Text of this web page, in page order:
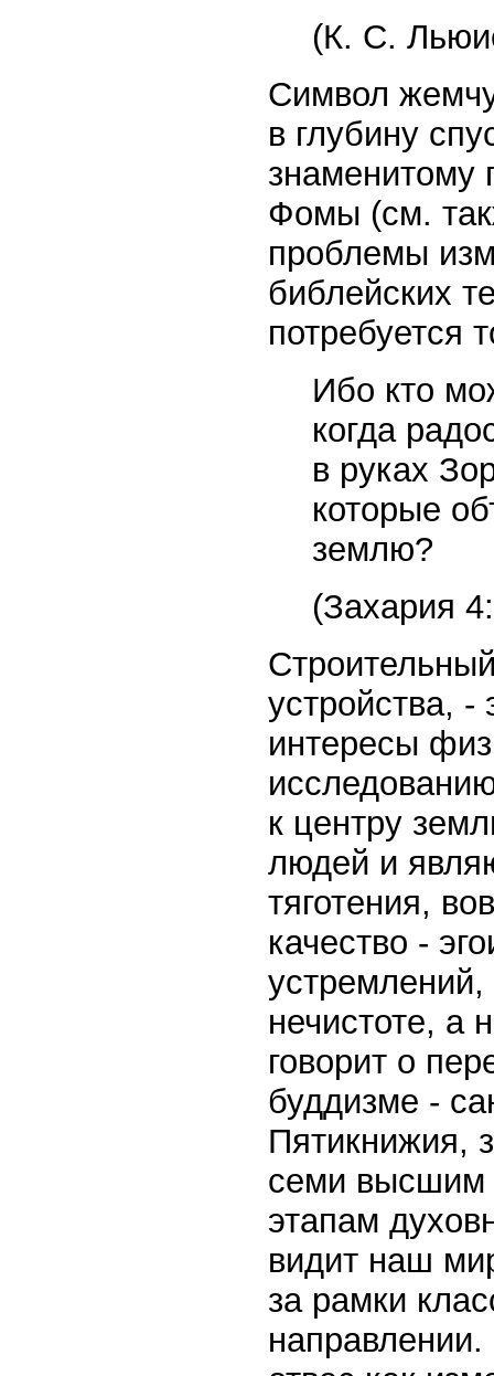
(К. С.
Символ
в глубину
знаменитому
Фомы (см.
проблемы
библейских
потребуется
Ибо кто
когда
в руках
которые
землю?
(Захария
устройства,
интересы
к центру
людей и
тяготения,
качество -
нечистоте, а
говорит о
буддизме -
Пятикнижия,
семи высшим
этапам
видит наш
за рамки